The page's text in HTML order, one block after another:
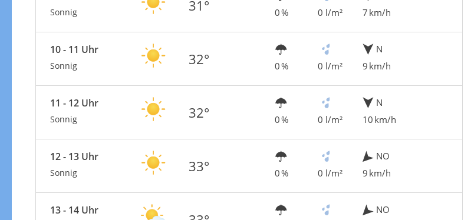
Sonnig 31° 0 % 0 l/m²
7 km/h
10 - 11 Uhr
Sonnig 32° 0 % 0 l/m²
N
9 km/h
11 - 12 Uhr
Sonnig 32° 0 % 0 l/m²
N
10 km/h
12 - 13 Uhr
Sonnig 33° 0 % 0 l/m²
NO
9 km/h
13 - 14 Uhr
NO